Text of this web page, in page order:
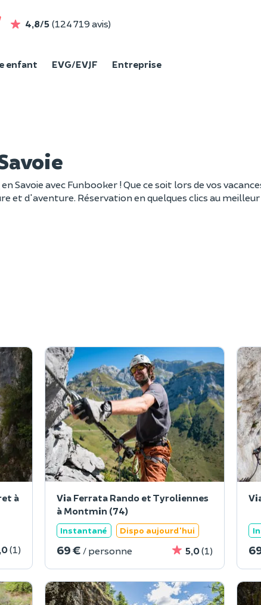
4,8/5 (124 719 avis)
enfant EVG/EVJF Entreprise
en Savoie avec Funbooker ! Que ce soit lors de vos
et d'aventure. Réservation en quelques clics au
à
(1)
Via Ferrata Rando et Tyroliennes
à Montmin (74)
Instantané Dispo aujourd'hui
69 € / personne 5,0(1)